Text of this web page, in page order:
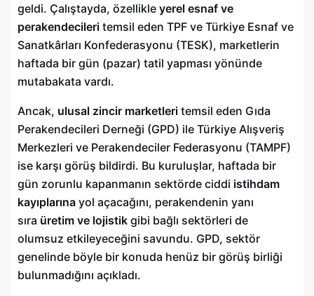
geldi. Çalıştayda, özellikle yerel esnaf ve
perakendecileri temsil eden TPF ve Türkiye Esnaf ve
Sanatkârları Konfederasyonu (TESK), marketlerin
haftada bir gün (pazar) tatil yapması yönünde
mutabakata vardı.
Ancak, ulusal zincir marketleri temsil eden Gıda
Perakendecileri Derneği (GPD) ile Türkiye Alışveriş
Merkezleri ve Perakendeciler Federasyonu (TAMPF)
ise karşı görüş bildirdi. Bu kuruluşlar, haftada bir
gün zorunlu kapanmanın sektörde ciddi istihdam
kayıplarına yol açacağını, perakendenin yanı
sıra üretim ve lojistik gibi bağlı sektörleri de
olumsuz etkileyeceğini savundu. GPD, sektör
genelinde böyle bir konuda henüz bir görüş birliği
bulunmadığını açıkladı.